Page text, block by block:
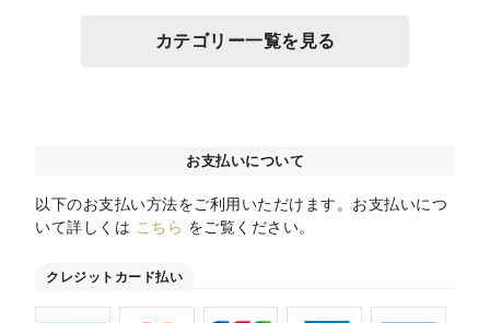
カテゴリー一覧を見る
お支払いについて
以下のお支払い方法をご利用いただけます。お支払いにつ
いて詳しくは こちら をご覧ください。
クレジットカード払い